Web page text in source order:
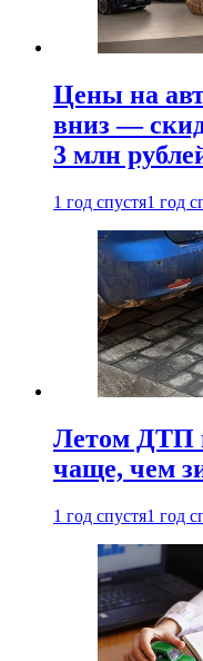
Цены на
вниз —
3 млн
1 год спустя1 год
Летом ДТП
чаще, чем
1 год спустя1 год